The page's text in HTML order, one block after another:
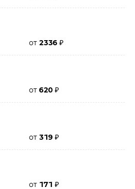
от 2336 ₽
от 620 ₽
от 319 ₽
от 171 ₽